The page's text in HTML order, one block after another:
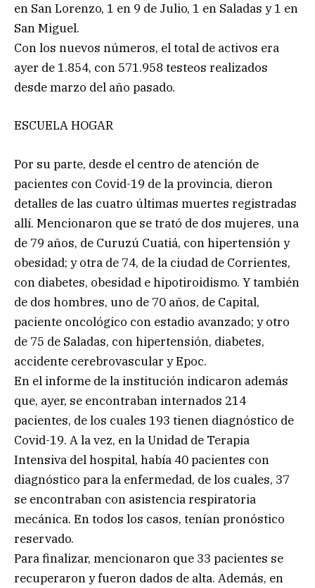
en San Lorenzo, 1 en 9 de Julio, 1 en Saladas y 1 en
San Miguel.
Con los nuevos números, el total de activos era
ayer de 1.854, con 571.958 testeos realizados
desde marzo del año pasado.
ESCUELA HOGAR
Por su parte, desde el centro de atención de
pacientes con Covid-19 de la provincia, dieron
detalles de las cuatro últimas muertes registradas
allí. Mencionaron que se trató de dos mujeres, una
de 79 años, de Curuzú Cuatiá, con hipertensión y
obesidad; y otra de 74, de la ciudad de Corrientes,
con diabetes, obesidad e hipotiroidismo. Y también
de dos hombres, uno de 70 años, de Capital,
paciente oncológico con estadio avanzado; y otro
de 75 de Saladas, con hipertensión, diabetes,
accidente cerebrovascular y Epoc.
En el informe de la institución indicaron además
que, ayer, se encontraban internados 214
pacientes, de los cuales 193 tienen diagnóstico de
Covid-19. A la vez, en la Unidad de Terapia
Intensiva del hospital, había 40 pacientes con
diagnóstico para la enfermedad, de los cuales, 37
se encontraban con asistencia respiratoria
mecánica. En todos los casos, tenían pronóstico
reservado.
Para finalizar, mencionaron que 33 pacientes se
recuperaron y fueron dados de alta. Además, en